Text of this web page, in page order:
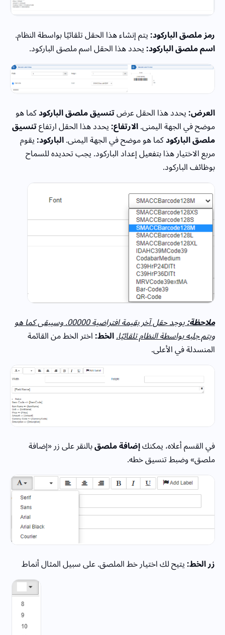
رمز ملصق الباركود:يتم إنشاء هذا الحقل تلقائيًا بواسطة النظام.
اسم ملصق الباركود:يحدد هذا الحقل اسم ملصق الباركود.
العرض:يحدد هذا الحقل عرضتنسيق ملصق الباركودكما هو
موضح في الجهة اليمنى.الارتفاع:يحدد هذا الحقل ارتفاعتنسيق
ملصق الباركودكما هو موضح في الجهة اليمنى.الباركود:يقوم
مربع الاختيار هذا بتفعيل إعداد الباركود. يجب تحديده للسماح
بوظائف الباركود.
ملاحظة: يوجد حقل آخر بقيمة افتراضية 00000. وسيبقى كما هو
ويتم جلبه بواسطة النظام تلقائيًا.الخط:اختر الخط من القائمة
المنسدلة في الأعلى.
في القسم أعلاه، يمكنكإضافة ملصقبالنقر على زر «إضافة
ملصق» وضبط تنسيق خطه.
زر الخط:يتيح لك اختيار خط الملصق. على سبيل المثال أنماط